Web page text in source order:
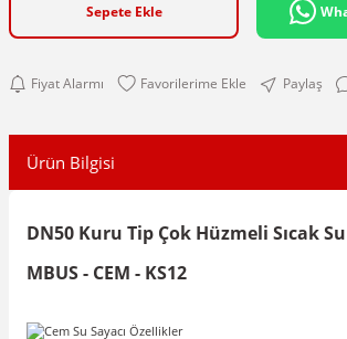
Sepete Ekle
Fiyat Alarmı Paylaş
Ürün Bilgisi
DN50 Kuru Tip Çok Hüzmeli Sıcak Su
MBUS - CEM - KS12